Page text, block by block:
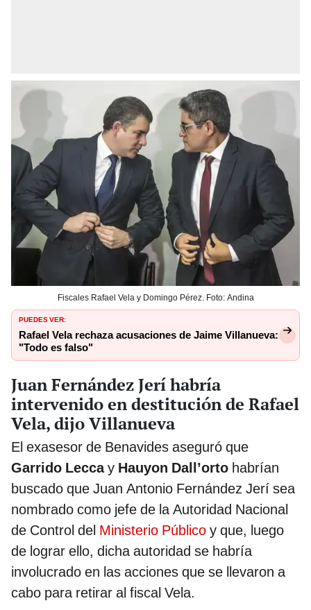
Fiscales Rafael Vela y Domingo Pérez. Foto: Andina
PUEDES VER:
Rafael Vela rechaza acusaciones de Jaime Villanueva:
"Todo es falso"
Juan Fernández Jerí habría
intervenido en destitución de Rafael
Vela, dijo Villanueva
El exasesor de Benavides aseguró que
Garrido Leccay Hauyon Dall’orto habrían
buscado que Juan Antonio Fernández Jerí sea
nombrado como jefe de la Autoridad Nacional
de Control del Ministerio Público y que, luego
de lograr ello, dicha autoridad se habría
involucrado en las acciones que se llevaron a
cabo para retirar al fiscal Vela.